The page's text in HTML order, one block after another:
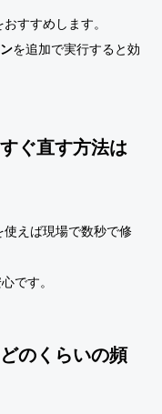
おすすめします。
を追加で実行すると効
ぐ直す方法は
使えば現場で数秒で修
です。
のくらいの頻